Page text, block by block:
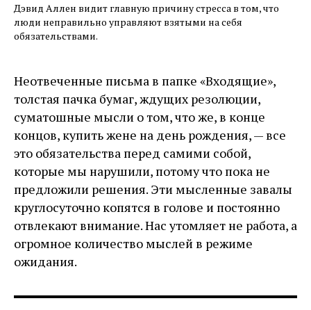
Дэвид Аллен видит главную причину стресса в том, что
люди неправильно управляют взятыми на себя
обязательствами.
Неотвеченные письма в папке «Входящие»,
толстая пачка бумаг, ждущих резолюции,
суматошные мысли о том, что же, в конце
концов, купить жене на день рождения, — все
это обязательства перед самими собой,
которые мы нарушили, потому что пока не
предложили решения. Эти мысленные завалы
круглосуточно копятся в голове и постоянно
отвлекают внимание. Нас утомляет не работа, а
огромное количество мыслей в режиме
ожидания.